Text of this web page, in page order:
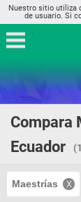
Nuestro sitio utiliza
de usuario. Si
Compara
Ecuador
Maestrías